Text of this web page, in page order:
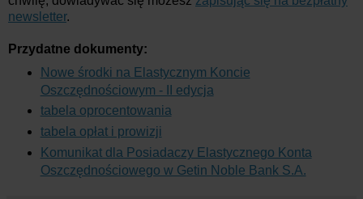
newsletter.
Przydatne dokumenty:
Nowe środki na Elastycznym Koncie
Oszczędnościowym - II edycja
tabela oprocentowania
tabela opłat i prowizji
Komunikat dla Posiadaczy Elastycznego Konta
Oszczędnościowego w Getin Noble Bank S.A.